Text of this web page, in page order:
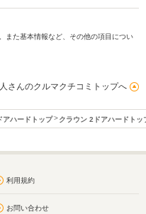
また基本情報など、その他の項目につい
さんのクルマクチコミトップへ
アハードトップ クラウン 2ドアハードト
利用規約
お問い合わせ